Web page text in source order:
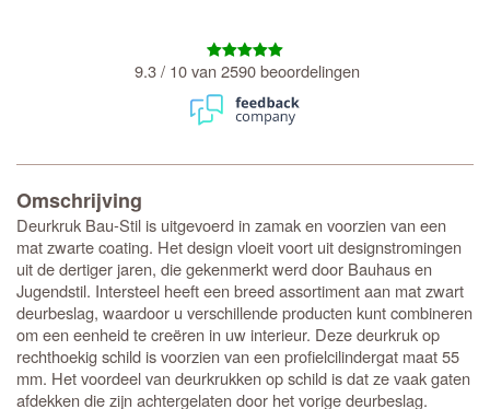
9.3 / 10 van 2590 beoordelingen
Omschrijving
Deurkruk Bau-Stil is uitgevoerd in zamak en voorzien van een
mat zwarte coating. Het design vloeit voort uit designstromingen
uit de dertiger jaren, die gekenmerkt werd door Bauhaus en
Jugendstil. Intersteel heeft een breed assortiment aan mat zwart
deurbeslag, waardoor u verschillende producten kunt combineren
om een eenheid te creëren in uw interieur. Deze deurkruk op
rechthoekig schild is voorzien van een profielcilindergat maat 55
mm. Het voordeel van deurkrukken op schild is dat ze vaak gaten
afdekken die zijn achtergelaten door het vorige deurbeslag.